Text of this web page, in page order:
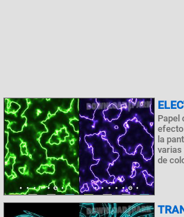
Papel
la
varias
de